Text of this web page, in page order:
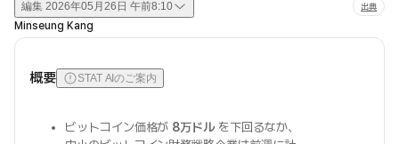
編集 2026年05月26日 午前8:10 出典
Minseung Kang
概要 STAT AIのご案内
ビットコイン価格が 8万ドルを下回るなか、